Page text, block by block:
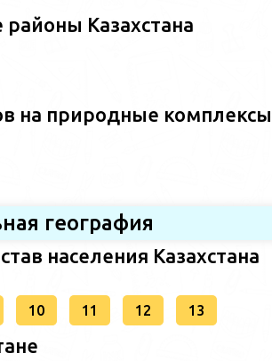
Казахстана
на природные комплексы
география
населения Казахстана
10 11 12 13